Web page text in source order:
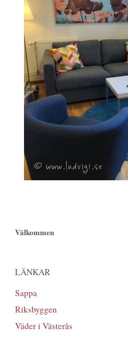
Välkommen
LÄNKAR
Sappa
Riksbyggen
Väder i Västerås